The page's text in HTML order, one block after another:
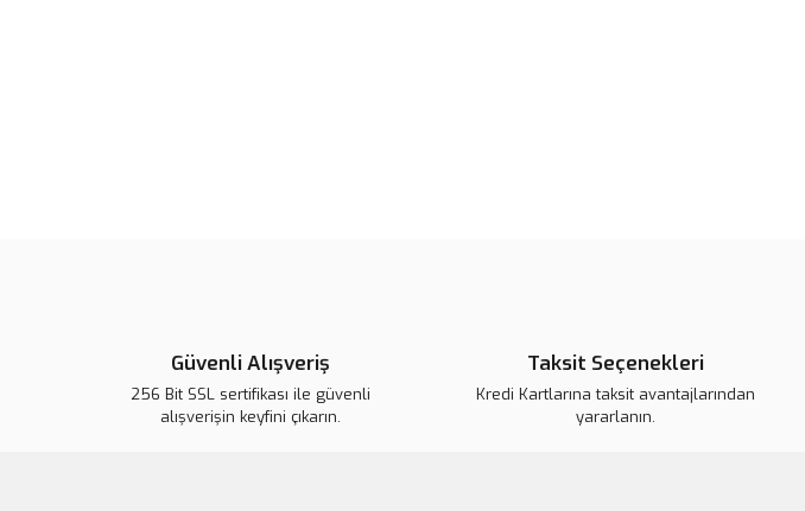
Güvenli Alışveriş
256 Bit SSL sertifikası ile güvenli
alışverişin keyfini çıkarın.
Taksit Seçenekleri
Kredi Kartlarına taksit avantajlarından
yararlanın.